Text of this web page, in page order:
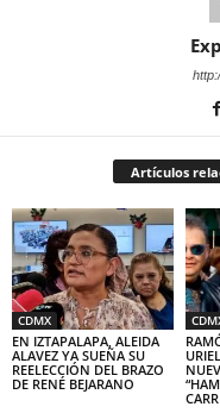
Artículos
CDMX
EN IZTAPALAPA, ALEIDA
ALAVEZ YA SUEÑA SU
REELECCIÓN DEL BRAZO
DE RENÉ BEJARANO